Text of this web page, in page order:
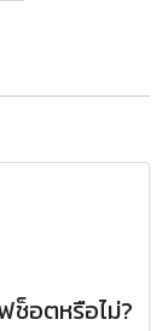
ช็อตหรือไม่?